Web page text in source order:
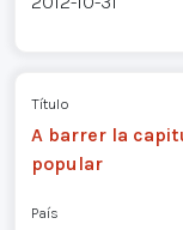
Título
A barrer la
popular
País